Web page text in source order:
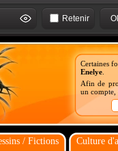
Retenir
Certaines
Enelye
Afin de
un compte,
/ Fictions Culture